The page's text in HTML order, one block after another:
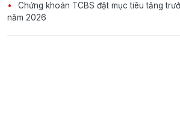
Chứng khoán TCBS đặt mục tiêu tăng
năm 2026